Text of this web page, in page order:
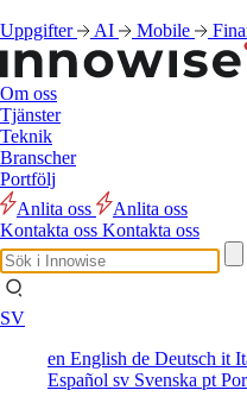
Uppgifter
AI Mobile
Om oss
Tjänster
Teknik
Branscher
Portfölj
Anlita oss
Anlita oss
Kontakta oss Kontakta oss
SV
en English de Deutsch it
Español sv Svenska pt